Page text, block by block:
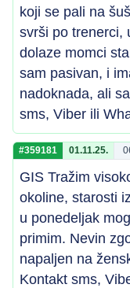
koji se pali na
svrši po trenerci,
dolaze momci
sam pasivan, i
nadoknada, ali
sms, Viber ili
#359181 01.11.25.
GIS Tražim
okoline, starosti
u ponedeljak
primim. Nevin
napaljen na
Kontakt sms,